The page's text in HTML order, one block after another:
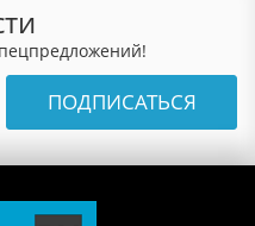
ПОДПИСАТЬСЯ